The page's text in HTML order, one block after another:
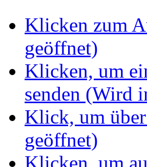
Klicken zum
geöffnet)
Klicken, um
senden (Wird
Klick, um
geöffnet)